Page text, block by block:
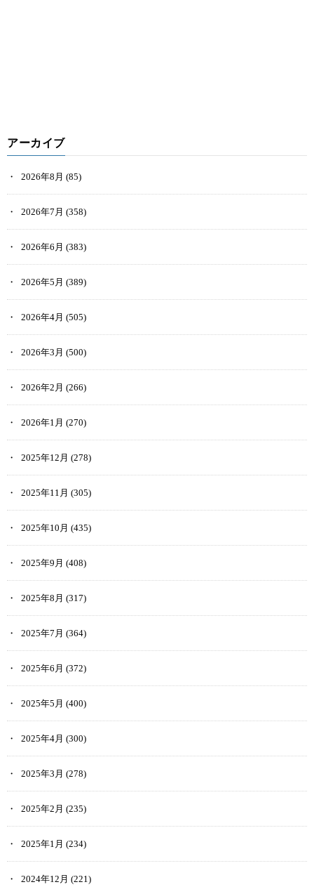
アーカイブ
2026年8月 (85)
2026年7月 (358)
2026年6月 (383)
2026年5月 (389)
2026年4月 (505)
2026年3月 (500)
2026年2月 (266)
2026年1月 (270)
2025年12月 (278)
2025年11月 (305)
2025年10月 (435)
2025年9月 (408)
2025年8月 (317)
2025年7月 (364)
2025年6月 (372)
2025年5月 (400)
2025年4月 (300)
2025年3月 (278)
2025年2月 (235)
2025年1月 (234)
2024年12月 (221)